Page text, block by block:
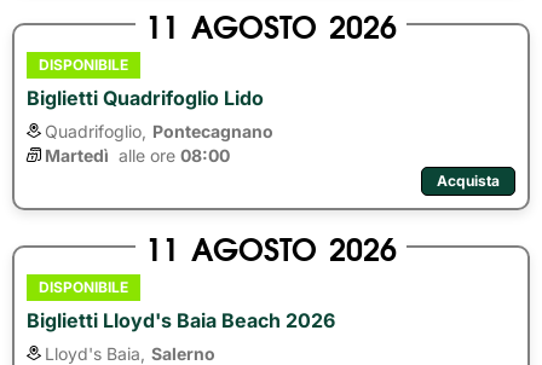
11 AGOSTO 2026
DISPONIBILE
Biglietti Quadrifoglio Lido
Quadrifoglio, Pontecagnano
Martedì alle ore 08:00
Acquista
11 AGOSTO 2026
DISPONIBILE
Biglietti Lloyd's Baia Beach 2026
Lloyd's Baia, Salerno